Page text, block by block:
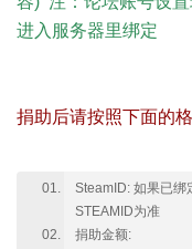
进入服务器里绑定
捐助后请按照下面的
SteamID: 如果已绑
STEAMID为准
捐助金额: